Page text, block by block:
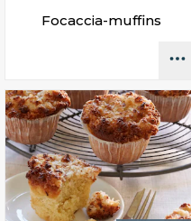
Focaccia-muffins